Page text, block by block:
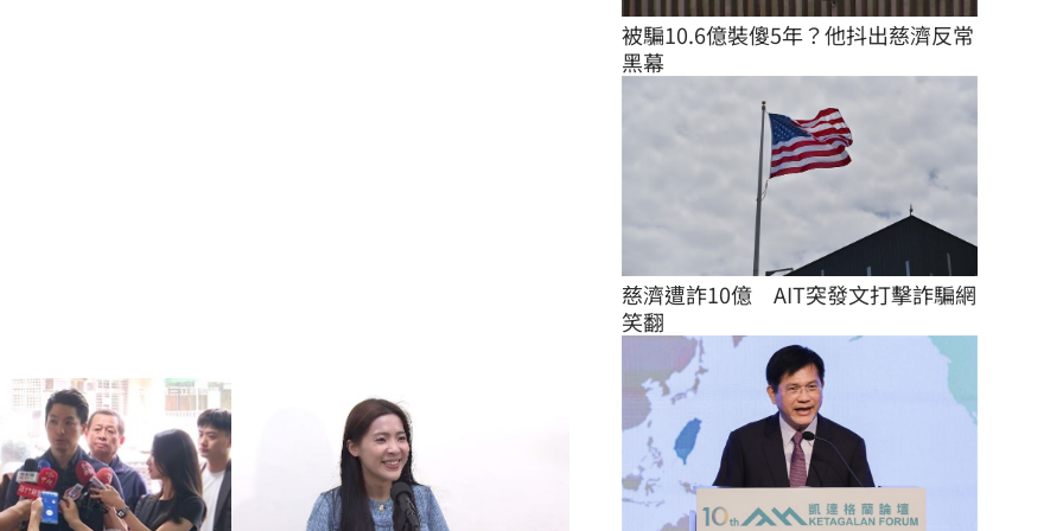
被騙10.6億裝傻5年？他抖出慈濟反常
黑幕
慈濟遭詐10億　AIT突發文打擊詐騙網
笑翻